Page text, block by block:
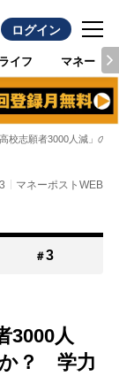
ログイン
ライフ マネー
校志願者3000人減」の
マネーポストWEB
＃3
3000人
か？ 学力